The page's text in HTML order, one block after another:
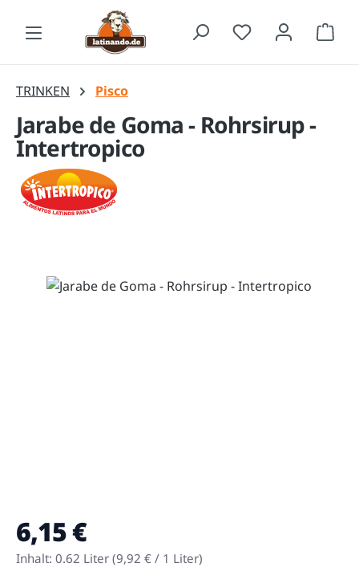
Zum Hauptinhalt springen
TRINKEN Pisco
Jarabe de Goma - Rohrsirup -
Intertropico
Regulärer Preis:
6,15 €
Inhalt: 0.62 Liter (9,92 € / 1 Liter)